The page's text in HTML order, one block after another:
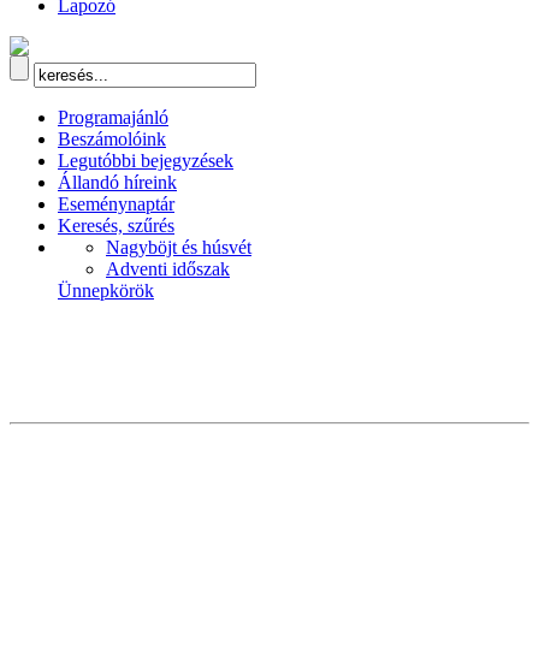
Lapozó
Programajánló
Beszámolóink
Legutóbbi bejegyzések
Állandó híreink
Eseménynaptár
Keresés, szűrés
Nagyböjt és húsvét
Adventi időszak
Ünnepkörök